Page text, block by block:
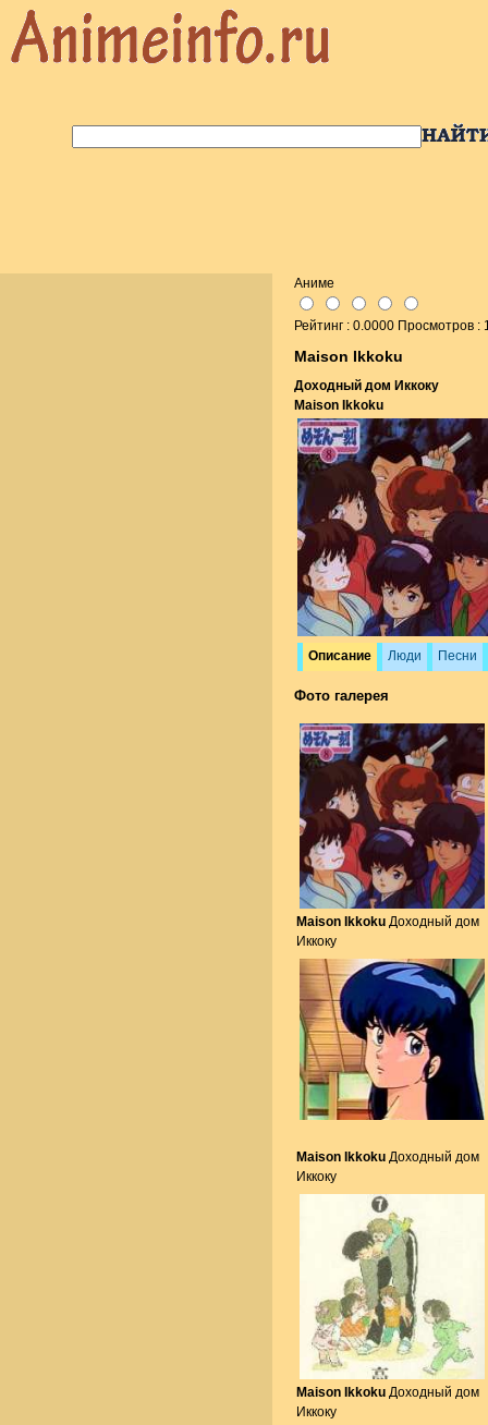
Аниме
Рейтинг : 0.0000 Просмотров :
Maison Ikkoku
Доходный дом Иккоку
Maison Ikkoku
Описание Люди Песни
Фото галерея
Maison Ikkoku Доходный дом
Иккоку
Maison Ikkoku Доходный дом
Иккоку
Maison Ikkoku Доходный дом
Иккоку